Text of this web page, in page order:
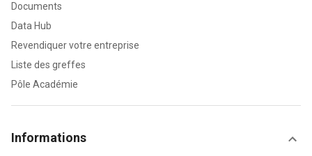
Documents
Data Hub
Revendiquer votre entreprise
Liste des greffes
Pôle Académie
Informations